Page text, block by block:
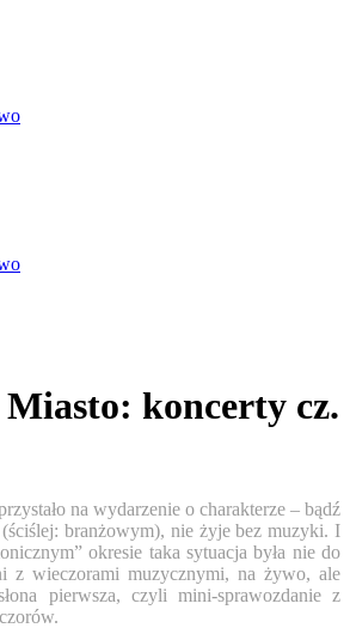
koncerty cz.
na wydarzenie o charakterze – bądź
branżowym), nie żyje bez muzyki. I
okresie taka sytuacja była nie do
z wieczorami muzycznymi, na żywo, ale
pierwsza, czyli mini-sprawozdanie z